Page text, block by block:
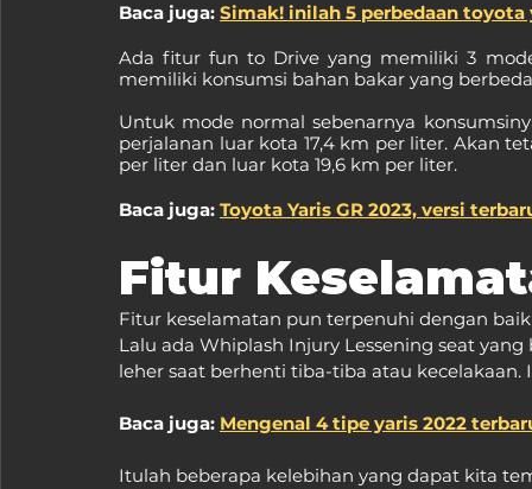
Baca juga: Simak! inilah 5 perbedaan toyota
Ada fitur fun to Drive yang memiliki 3
memiliki konsumsi bahan bakar yang
Untuk mode normal sebenarnya
perjalanan luar kota 17,4 km per liter. Akan
per liter dan luar kota 19,6 km per liter.
Baca juga: Toyota Yaris GR 2023, versi
Fitur
Fitur keselamatan pun terpenuhi dengan
Lalu ada Whiplash Injury Lessening seat
leher saat berhenti tiba-tiba atau
Baca juga: Mengenal 4 tipe yaris 2022
Itulah beberapa kelebihan yang dapat kita